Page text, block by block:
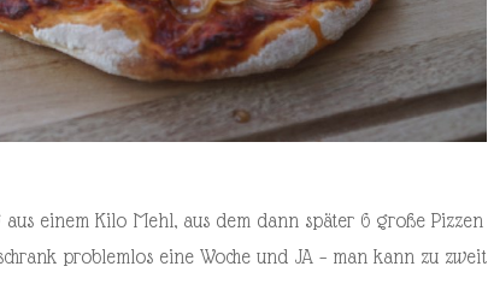
einem Kilo Mehl, aus dem dann später 6 große Pizzen
problemlos eine Woche und JA – man kann zu zweit